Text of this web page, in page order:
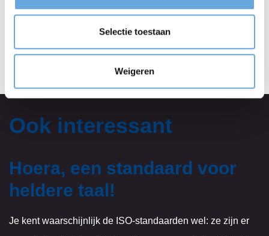
Selectie toestaan
Weigeren
informatie of laat je adviseren door een van onze
accountmanagers via 020 - 244 3400.
Ook interessant
Hoera, een standaard voor
heldere taal!
Je kent waarschijnlijk de ISO-standaarden wel: ze zijn er